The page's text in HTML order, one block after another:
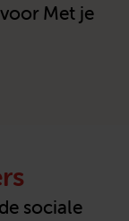
Met je
sociale